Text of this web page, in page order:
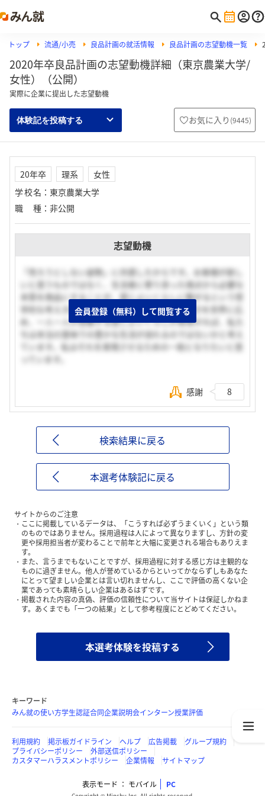
トップ 流通/小売 良品計画の就活情報 良品計画の志望動機一覧
2020年卒良品計画の志望動機詳細（東京農業大学/
女性）（公開）
実際に企業に提出した志望動機
体験記を投稿する お気に入り (9445)
20年卒 理系
女性
学校名 ： 東京農業大学
職種 ： 非公開
志望動機
「売ろうとしない姿勢」に共感したからです。お客様が欲し
いと思うものではなく、生活者に寄り添った視点から必要な
本質を商品にすることが、感じよいくらしに繋がるという哲
学的な考え方に奥深さを感じます。貴社の考え方を世界に広
め、一人一人が想像する感じよいくらしが実現すれば、私た
ちは本当の意味での豊かな生活が送れるのではないかと考え
ています。私はそれを実現させるための一助となりたいと思
っています。
会員登録（無料）して閲覧する
感謝 8
検索結果に戻る
本選考体験記に戻る
サイトからのご注意
ここに掲載しているデータは、「こうすれば必ずうまくいく」という類
のものではありません。採用過程は人によって異なりますし、方針の変
更や採用担当者が変わることで前年と大幅に変更される場合もありえま
す。
また、言うまでもないことですが、採用過程に対する感じ方は主観的な
ものに過ぎません。他人が誉めているからといってかならずしもあなた
にとって望ましい企業とは言い切れませんし、ここで評価の高くない企
業であっても素晴らしい企業はあるはずです。
掲載された内容の真偽、評価の信頼性について当サイトは保証しかねま
す。あくまでも「一つの結果」として参考程度にとどめてください。
本選考体験を投稿する
キーワード
みん就の使い方学生認証合同企業説明会インターン授業評価
利用規約 掲示板ガイドライン ヘルプ 広告掲載
グループ規約
プライバシーポリシー
外部送信ポリシー
カスタマーハラスメントポリシー
企業情報 サイトマップ
表示モード モバイル PC